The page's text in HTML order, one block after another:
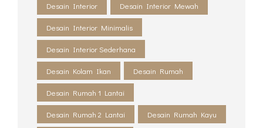
Desain Interior Desain Interior Mewah
Desain Interior Minimalis
Desain Interior Sederhana
Desain Kolam Ikan Desain Rumah
Desain Rumah 1 Lantai
Desain Rumah 2 Lantai Desain Rumah Kayu